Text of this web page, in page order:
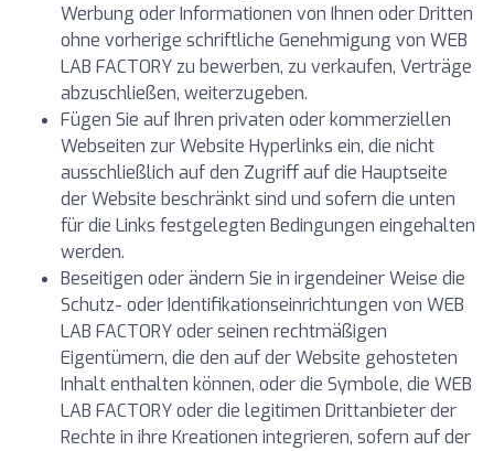
Werbung oder Informationen von Ihnen oder Dritten
ohne vorherige schriftliche Genehmigung von WEB
LAB FACTORY zu bewerben, zu verkaufen, Verträge
abzuschließen, weiterzugeben.
Fügen Sie auf Ihren privaten oder kommerziellen
Webseiten zur Website Hyperlinks ein, die nicht
ausschließlich auf den Zugriff auf die Hauptseite
der Website beschränkt sind und sofern die unten
für die Links festgelegten Bedingungen eingehalten
werden.
Beseitigen oder ändern Sie in irgendeiner Weise die
Schutz- oder Identifikationseinrichtungen von WEB
LAB FACTORY oder seinen rechtmäßigen
Eigentümern, die den auf der Website gehosteten
Inhalt enthalten können, oder die Symbole, die WEB
LAB FACTORY oder die legitimen Drittanbieter der
Rechte in ihre Kreationen integrieren, sofern auf der